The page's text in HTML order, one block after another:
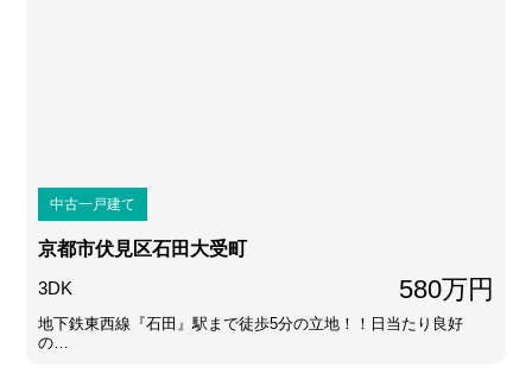
中古一戸建て
京都市伏見区石田大受町
3DK
580万円
地下鉄東西線『石田』駅まで徒歩5分の立地！！日当たり良好
の…